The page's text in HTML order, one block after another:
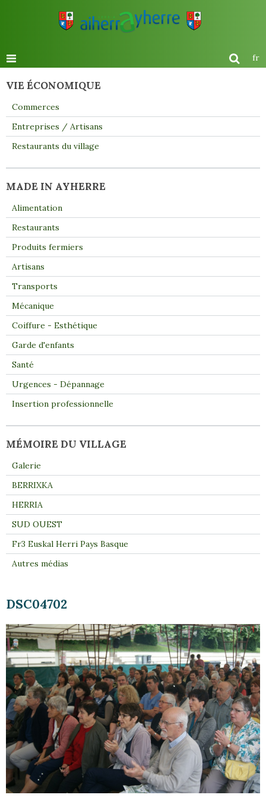
fr
DSC04702
VIE ÉCONOMIQUE
Commerces
Entreprises / Artisans
Restaurants du village
MADE IN AYHERRE
Alimentation
Restaurants
Produits fermiers
Artisans
Transports
Mécanique
Coiffure - Esthétique
Garde d'enfants
Santé
Urgences - Dépannage
Insertion professionnelle
MÉMOIRE DU VILLAGE
Galerie
BERRIXKA
HERRIA
SUD OUEST
Fr3 Euskal Herri Pays Basque
Autres médias